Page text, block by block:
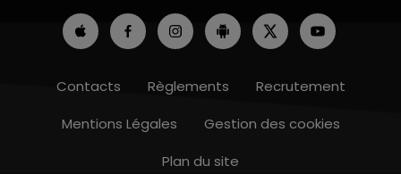
10h00 - 14h00
Contacts Règlements
Recrutement
Mentions Légales
Gestion des cookies
Plan du site